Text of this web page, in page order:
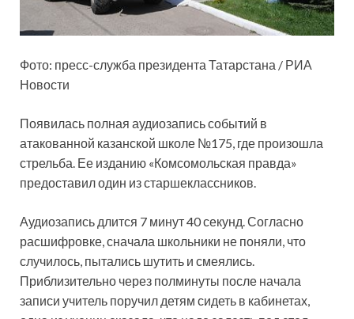
Фото: пресс-служба президента Татарстана / РИА
Новости
Появилась полная аудиозапись событий в
атакованной казанской школе №175, где произошла
стрельба. Ее изданию «Комсомольская правда»
предоставил один из старшеклассников.
Аудиозапись длится 7 минут 40 секунд.Согласно
расшифровке, сначала школьники не поняли, что
случилось, пытались шутить и смеялись.
Приблизительно через полминуты после начала
записи учитель поручил детям сидеть в кабинетах,